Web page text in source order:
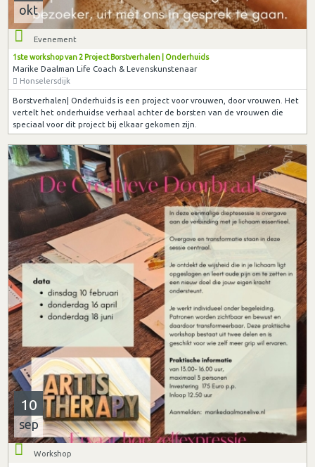
okt
Evenement
1ste workshop van 2 Project Borstverhalen | Onderhuids
Marike Daalman Life Coach & Levenskunstenaar
Honselersdijk
Borstverhalen| Onderhuids is een project voor vrouwen, door vrouwen. Het
vertelt het onderhuidse verhaal achter de borsten van de vrouwen die
speciaal voor dit project bij elkaar gekomen zijn.
10
sep
Workshop